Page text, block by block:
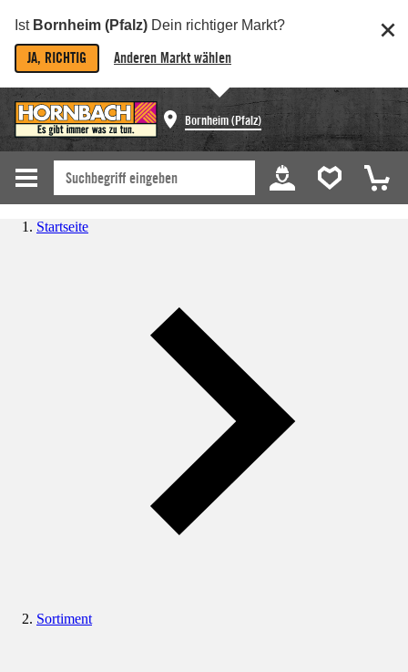
Ist Bornheim (Pfalz) Dein richtiger Markt?
JA, RICHTIG Anderen Markt wählen
Bornheim (Pfalz)
Startseite
Sortiment